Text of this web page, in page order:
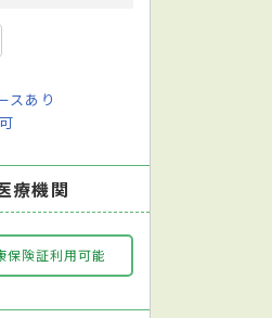
スあり
療機関
保険証利用可能